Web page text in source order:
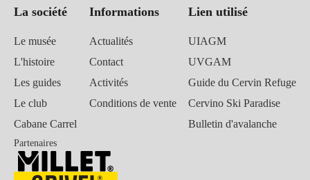
La société
Le musée
L'histoire
Les guides
Le club
Cabane Carrel
Informations
Actualités
Contact
Activités
Conditions de vente
Lien utilisé
UIAGM
UVGAM
Guide du Cervin Refuge
Cervino Ski Paradise
Bulletin d'avalanche
Partenaires